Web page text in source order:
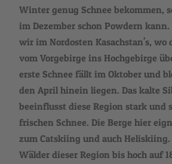
Winter genug Schnee bekommen,
im Dezember schon Powdern
wir im Nordosten Kasachstan's,
vom Vorgebirge ins Hochgebirge
erste Schnee fällt im Oktober und
den April hinein liegen. Das kalte
beeinflusst diese Region stark und
frischen Schnee. Die Berge hier
zum Catskiing und auch
Wälder dieser Region bis hoch auf